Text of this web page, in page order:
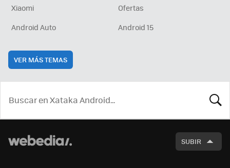
Xiaomi
Ofertas
Android Auto
Android 15
VER MÁS TEMAS
SUBIR